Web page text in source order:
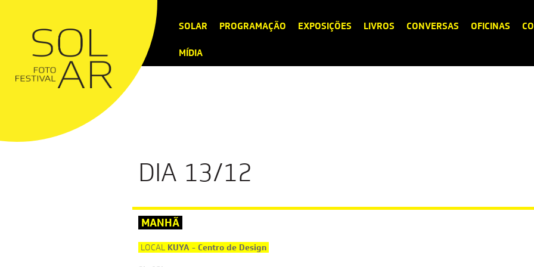
SOLAR PROGRAMAÇÃO EXPOSIÇÕES LIVROS CONVERSAS OFICINAS
MÍDIA
DIA 13/12
MANHÃ
LOCAL KUYA - Centro de Design